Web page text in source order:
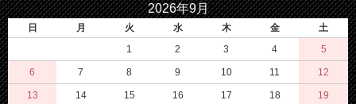
2026年9月
日 月 火 水 木 金
土
1
2 3 4 5
6 7 8 9 10 11 12
13 14 15 16 17 18 19